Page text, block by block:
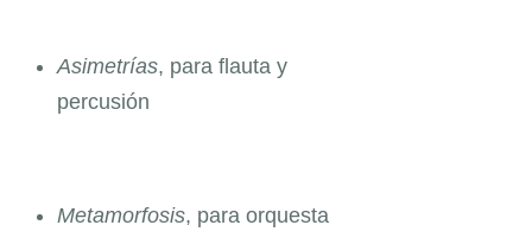
Asimetrías, para flauta y
percusión
Metamorfosis, para orquesta